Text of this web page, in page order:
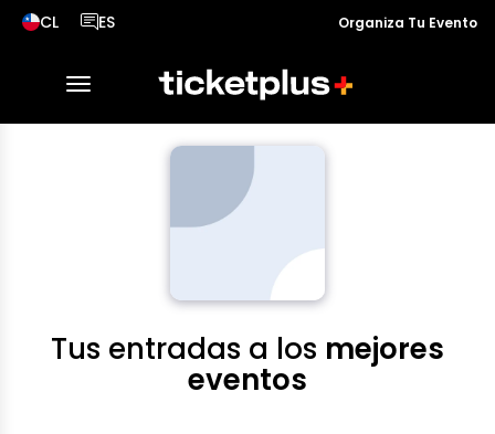
CL
País seleccionado, cambiar país
ES
Idioma seleccionado, cambiar idiomaOrganiza Tu Evento
desplegar navegación
Tus entradas a los mejores
eventos